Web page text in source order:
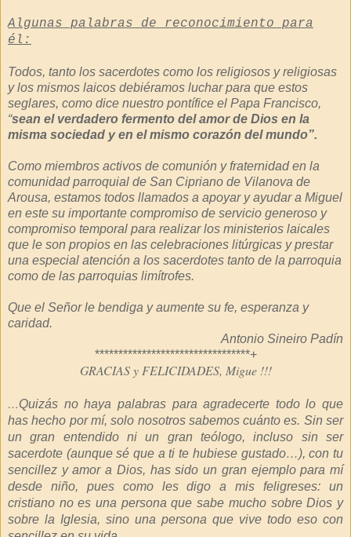
Algunas palabras de reconocimiento para
él:
Todos, tanto los sacerdotes como los religiosos y religiosas
y los mismos laicos debiéramos luchar para que estos
seglares, como dice nuestro pontífice el Papa Francisco,
“sean el verdadero fermento del amor de Dios en la
misma sociedad y en el mismo corazón del mundo”.
Como miembros activos de comunión y fraternidad en la
comunidad parroquial de San Cipriano de Vilanova de
Arousa, estamos todos llamados a apoyar y ayudar a Miguel
en este su importante compromiso de servicio generoso y
compromiso temporal para realizar los ministerios laicales
que le son propios en las celebraciones litúrgicas y prestar
una especial atención a los sacerdotes tanto de la parroquia
como de las parroquias limítrofes.
Que el Señor le bendiga y aumente su fe, esperanza y
caridad.
Antonio Sineiro Padín
*********************************+
GRACIAS y FELICIDADES, Migue !!!
…Quizás no haya palabras para agradecerte todo lo que
has hecho por mí, solo nosotros sabemos cuánto es. Sin ser
un gran entendido ni un gran teólogo, incluso sin ser
sacerdote (aunque sé que a ti te hubiese gustado…), con tu
sencillez y amor a Dios, has sido un gran ejemplo para mí
desde niño, pues como les digo a mis feligreses: un
cristiano no es una persona que sabe mucho sobre Dios y
sobre la Iglesia, sino una persona que vive todo eso con